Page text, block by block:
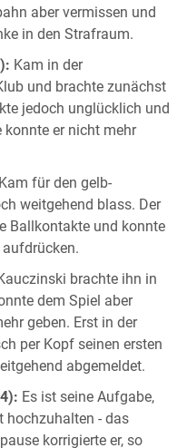
aber vermissen und
in den Strafraum.
Kam in der
und brachte zunächst
jedoch unglücklich und
konnte er nicht mehr
Kam für den gelb-
weitgehend blass. Der
Ballkontakte und konnte
brachte ihn in
dem Spiel aber
geben. Erst in der
per Kopf seinen ersten
abgemeldet.
Es ist seine Aufgabe,
hochzuhalten - das
korrigierte er, so